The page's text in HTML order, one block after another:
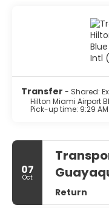
Transfer - Shared:
Hilton Miami Airport
Pick-up time: 9:29 AM
07
Oct
Return